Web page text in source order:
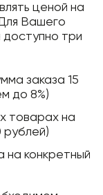
ценой на
Вашего
три
заказа 15
до 8%)
товарах на
на конкретный